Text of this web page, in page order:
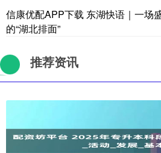
信康优配APP下载 东湖快语｜一场
的“湖北排面”
推荐资讯